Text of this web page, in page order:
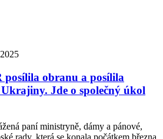
posílila obranu a posílila
Jde o společný úkol
paní ministryně, dámy a pánové,
rady, která se konala počátkem března